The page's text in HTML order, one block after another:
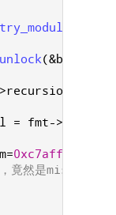
try_module_get
(&
recursion_depth
= fmt->
=0xc7affd00
竟然是misc的载